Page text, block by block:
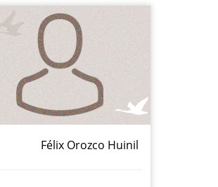
Félix Orozco Huinil